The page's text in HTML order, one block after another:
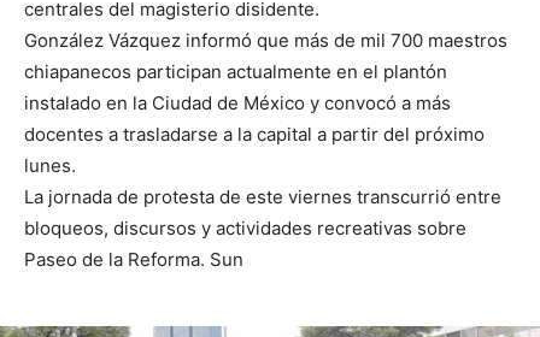
centrales del magisterio disidente.
González Vázquez informó que más de mil 700 maestros
chiapanecos participan actualmente en el plantón
instalado en la Ciudad de México y convocó a más
docentes a trasladarse a la capital a partir del próximo
lunes.
La jornada de protesta de este viernes transcurrió entre
bloqueos, discursos y actividades recreativas sobre
Paseo de la Reforma. Sun